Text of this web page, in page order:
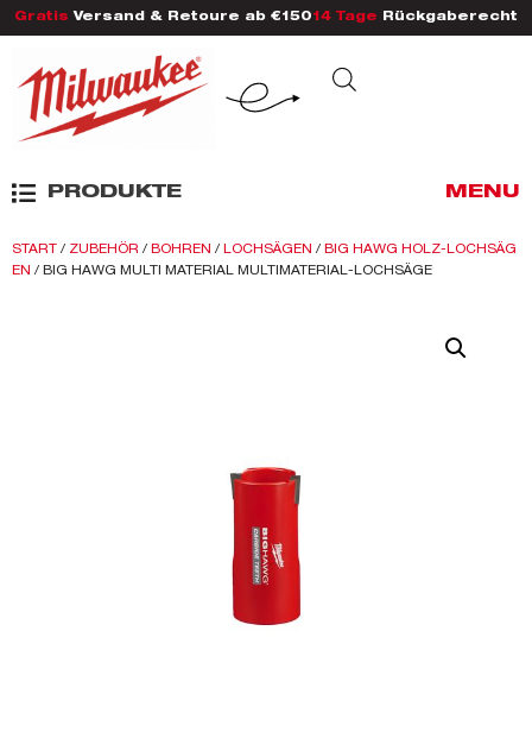
Gratis Versand & Retoure ab €150 14 Tage Rückgaberecht
PRODUKTE MENU
START / ZUBEHÖR / BOHREN / LOCHSÄGEN / BIG HAWG HOLZ-LOCHSÄG
EN / BIG HAWG MULTI MATERIAL MULTIMATERIAL-LOCHSÄGE